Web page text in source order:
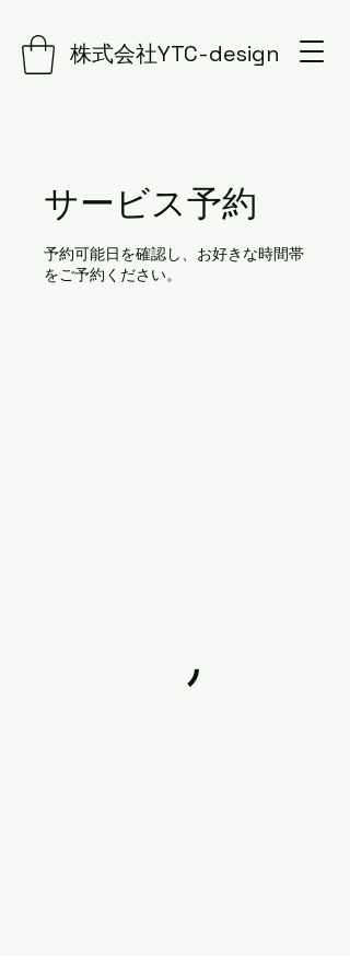
株式会社YTC-design
サービス予約
予約可能日を確認し、お好きな時間帯
をご予約ください。